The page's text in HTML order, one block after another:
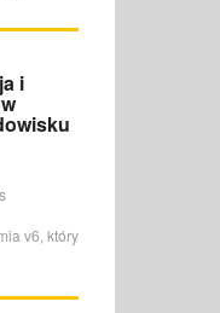
i
v6, który